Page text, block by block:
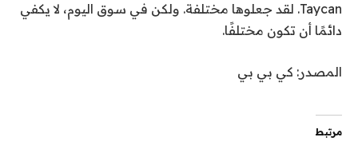
Taycan. لقد جعلوها مختلفة. ولكن في سوق اليوم، لا يكفي
دائمًا أن تكون مختلفًا.
المصدر: كي بي بي
مرتبط